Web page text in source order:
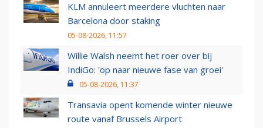
KLM annuleert meerdere vluchten naar
Barcelona door staking
05-08-2026, 11:57
Willie Walsh neemt het roer over bij
IndiGo: 'op naar nieuwe fase van groei'
05-08-2026, 11:37
Transavia opent komende winter nieuwe
route vanaf Brussels Airport